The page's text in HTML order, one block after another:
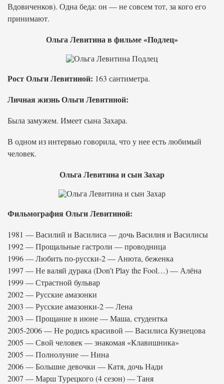
Вдовиченков). Одна беда: он — не совсем тот, за кого его
принимают.
Ольга Левитина в фильме «Подлец»
Рост Ольги Левитиной: 163 сантиметра.
Личная жизнь Ольги Левитиной:
Была замужем. Имеет сына Захара.
В одном из интервью говорила, что у нее есть любимый
человек.
Ольга Левитина и сын Захар
Фильмография Ольги Левитиной:
1981 — Василий и Василиса — дочь Василия и Василисы
1992 — Прощальные гастроли — проводница
1996 — Любить по-русски-2 — Анюта, беженка
1997 — Не валяй дурака (Don’t Play the Fool…) — Алёна
1999 — Страстной бульвар
2002 — Русские амазонки
2003 — Русские амазонки-2 — Лена
2003 — Прощание в июне — Маша, студентка
2005-2006 — Не родись красивой — Василиса Кузнецова
2005 — Свой человек — знакомая «Клавишника»
2005 — Полнолуние — Нина
2006 — Большие девочки — Катя, дочь Нади
2007 — Марш Турецкого (4 сезон) — Таня